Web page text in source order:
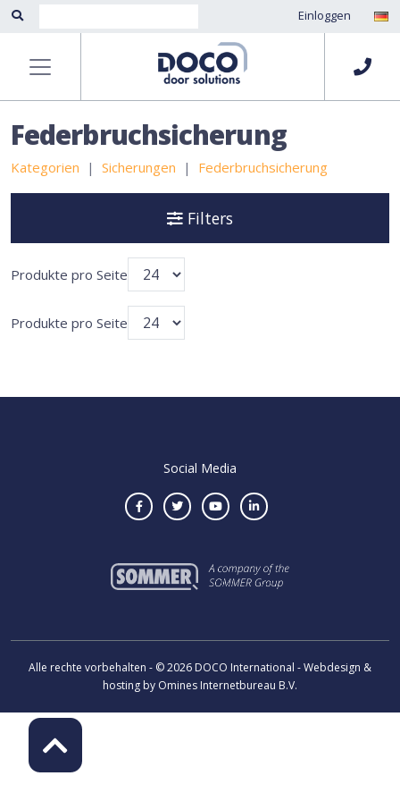
Einloggen
Federbruchsicherung
Kategorien Sicherungen Federbruchsicherung
Filters
Produkte pro Seite
Produkte pro Seite
Social Media
Alle rechte vorbehalten - © 2026 DOCO International - Webdesign &
hosting by Omines Internetbureau B.V.